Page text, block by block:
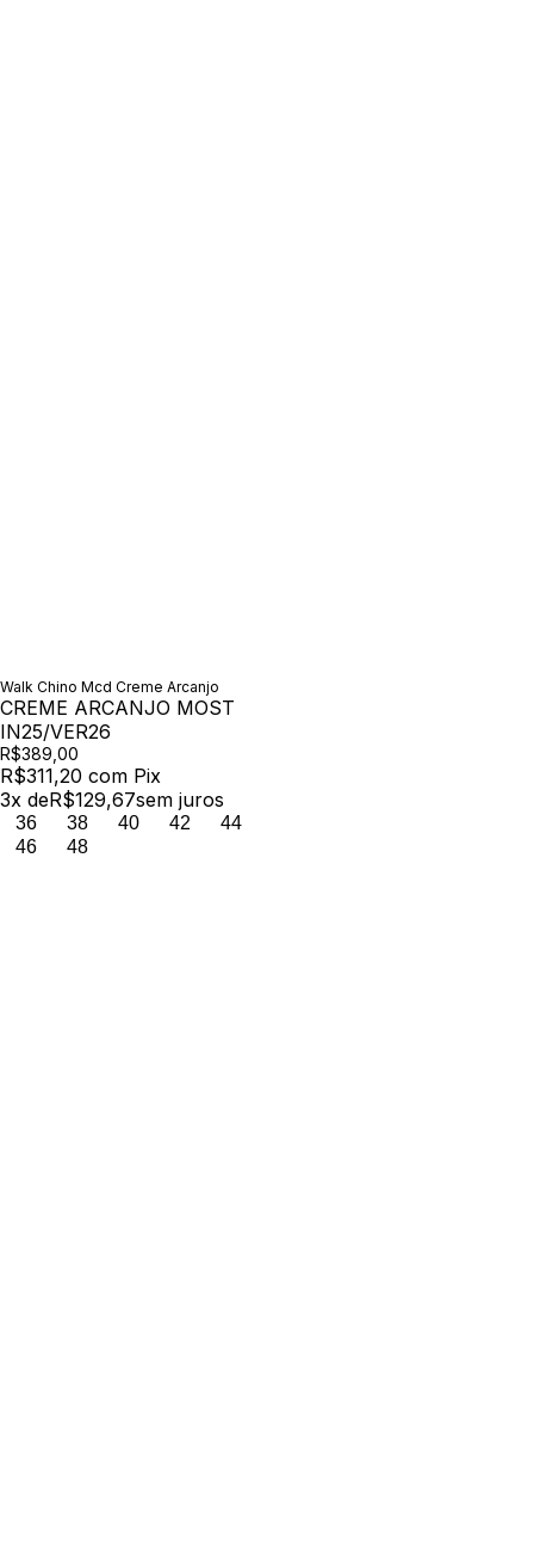
Walk Chino Mcd Creme Arcanjo
CREME ARCANJO MOST
IN25/VER26
R$389,00
R$311,20 com Pix
3x deR$129,67sem juros
36 38 40 42
44
46
48